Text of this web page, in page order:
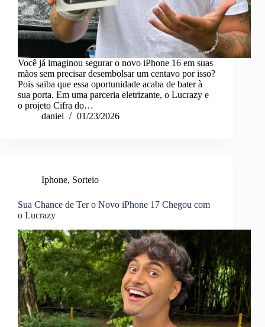
Você já imaginou segurar o novo iPhone 16 em suas
mãos sem precisar desembolsar um centavo por isso?
Pois saiba que essa oportunidade acaba de bater à
sua porta. Em uma parceria eletrizante, o Lucrazy e
o projeto Cifra do…
daniel
01/23/2026
Iphone, Sorteio
Sua Chance de Ter o Novo iPhone 17 Chegou com
o Lucrazy